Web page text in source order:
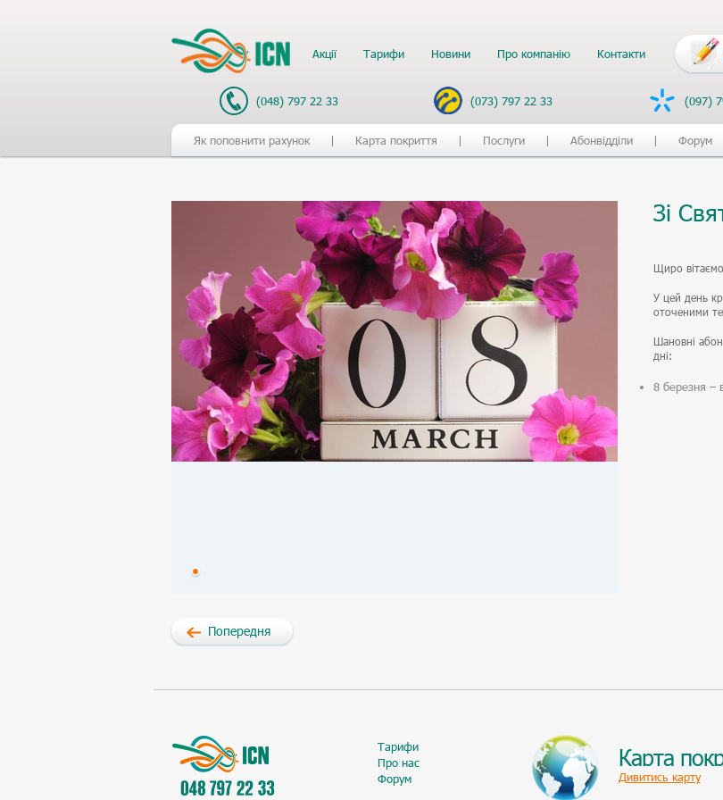
Акції Тарифи Новини Про компанію Контакти
(048) 797 22 33 (073) 797 22 33 (097)
Як поповнити рахунок Карта покриття Послуги Абонвідділи Форум
Зі
Щиро
У цей день
оточеними
Шановні
дні:
8 березня –
Попередня
Тарифи
Про нас
Форум
Карта
Дивитись карту